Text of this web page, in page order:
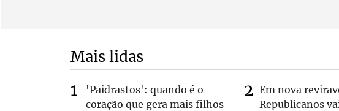
Mais lidas
'Paidrastos': quando é o
coração que gera mais filhos
Em nova
Republicanos